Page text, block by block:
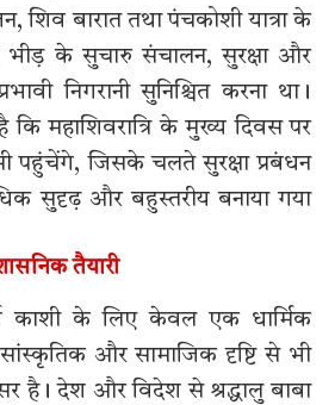
शिव बारात तथा पंचकोशी यात्रा के
भीड़ के सुचारु संचालन, सुरक्षा और
निगरानी सुनिश्चित करना था।
कि महाशिवरात्रि के मुख्य दिवस पर
पहुंचेंगे, जिसके चलते सुरक्षा प्रबंधन
सुदृढ़ और बहुस्तरीय बनाया गया
तैयारी
काशी के लिए केवल एक धार्मिक
और सामाजिक दृष्टि से भी
है। देश और विदेश से श्रद्धालु बाबा